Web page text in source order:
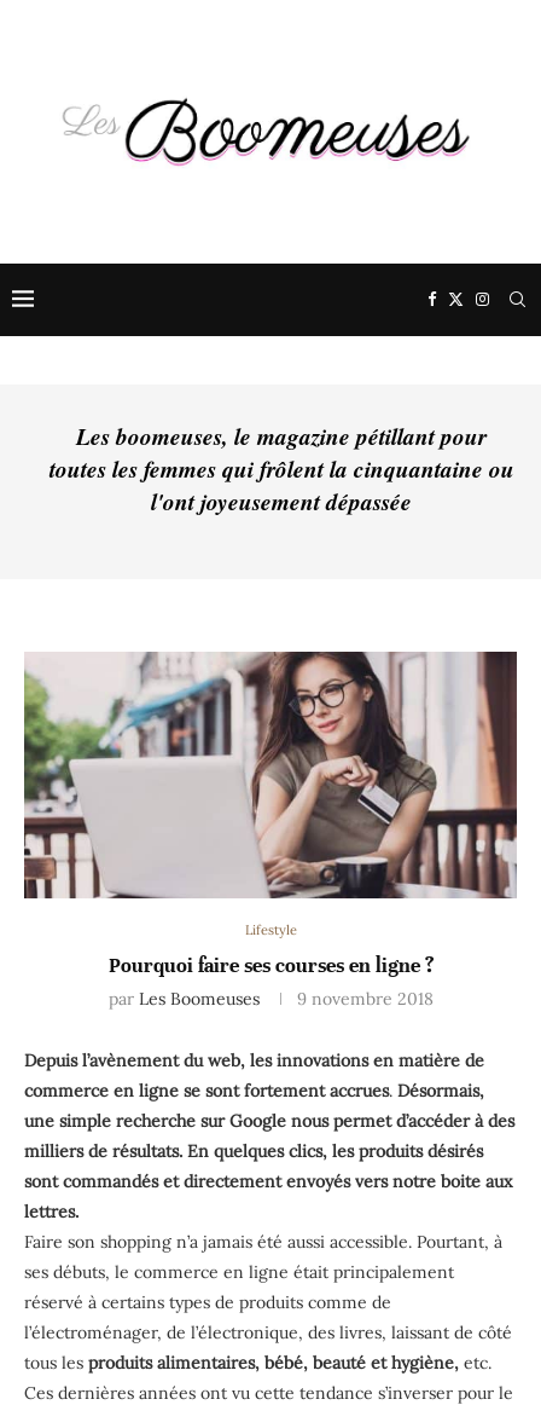
Les boomeuses, le magazine pétillant pour
toutes les femmes qui frôlent la cinquantaine ou
l'ont joyeusement dépassée
Lifestyle
Pourquoi faire ses courses en ligne ?
par Les Boomeuses 9 novembre 2018
Depuis l’avènement du web, les innovations en matière de
commerce en ligne se sont fortement accrues. Désormais,
une simple recherche sur Google nous permet d’accéder à des
milliers de résultats. En quelques clics, les produits désirés
sont commandés et directement envoyés vers notre boite aux
lettres.
Faire son shopping n’a jamais été aussi accessible. Pourtant, à
ses débuts, le commerce en ligne était principalement
réservé à certains types de produits comme de
l’électroménager, de l’électronique, des livres, laissant de côté
tous les produits alimentaires, bébé, beauté et hygiène, etc.
Ces dernières années ont vu cette tendance s’inverser pour le